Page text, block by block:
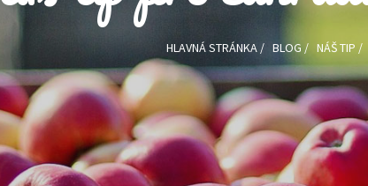
HLAVNÁ STRÁNKA / BLOG / NÁŠ TIP /